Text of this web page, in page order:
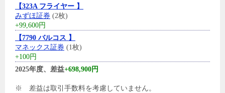
【323A フライヤー 】
みずほ証券 (2枚)
+99,600円
【7790 バルコス 】
マネックス証券 (1枚)
+100円
2025年度、差益+698,900円
※ 差益は取引手数料を考慮していません。